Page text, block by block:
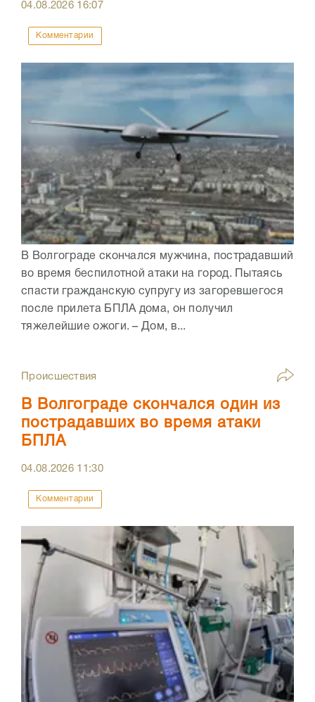
04.08.2026 16:07
Комментарии
В Волгограде скончался мужчина, пострадавший
во время беспилотной атаки на город. Пытаясь
спасти гражданскую супругу из загоревшегося
после прилета БПЛА дома, он получил
тяжелейшие ожоги. – Дом, в...
Происшествия
В Волгограде скончался один из
пострадавших во время атаки
БПЛА
04.08.2026 11:30
Комментарии